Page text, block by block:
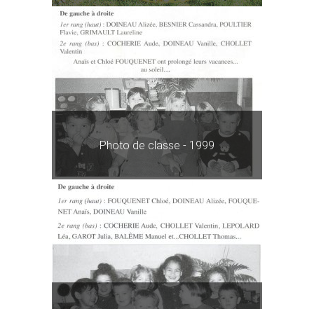
Photo de classe - 1999